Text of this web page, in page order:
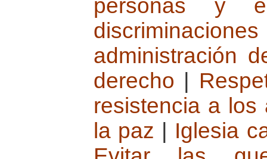
personas y
administración
derecho
resistencia a
la paz
Iglesia